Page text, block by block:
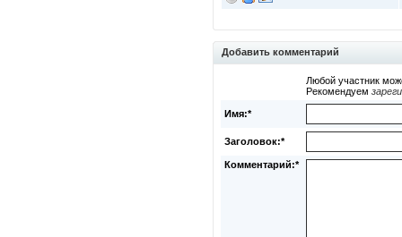
Добавить комментарий
Любой участник
Рекомендуем
Имя:*
Заголовок:*
Комментарий:*